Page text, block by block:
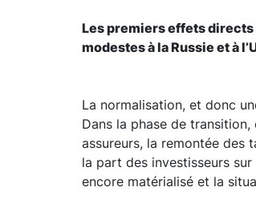
Les premiers effets
modestes à la Russie et à
La normalisation, et donc
Dans la phase de
assureurs, la remontée des
la part des investisseurs
encore matérialisé et la